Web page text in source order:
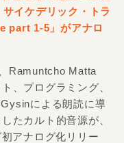
イケデリック・トラ
part 1-5」がアナロ
Ramuntcho Matta
、プログラミング、
による朗読に導
たカルト的音源が、
アナログ化リリー